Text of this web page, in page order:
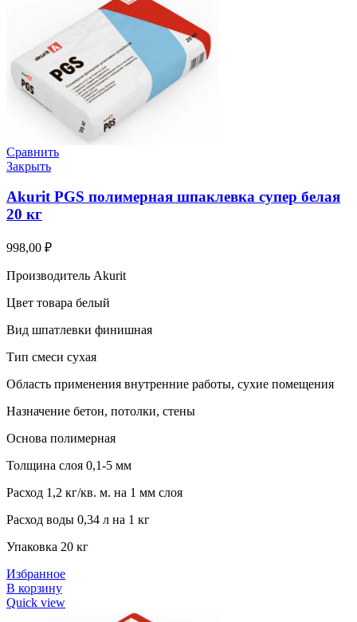
Сравнить
Закрыть
Akurit PGS полимерная шпаклевка супер белая
20 кг
998,00 ₽
Производитель Akurit
Цвет товара белый
Вид шпатлевки финишная
Тип смеси сухая
Область применения внутренние работы, сухие помещения
Назначение бетон, потолки, стены
Основа полимерная
Толщина слоя 0,1-5 мм
Расход 1,2 кг/кв. м. на 1 мм слоя
Расход воды 0,34 л на 1 кг
Упаковка 20 кг
Избранное
В корзину
Quick view